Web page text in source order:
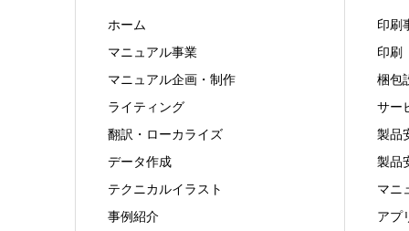
ホーム
マニュアル事業
マニュアル企画・制作
ライティング
翻訳・ローカライズ
データ作成
テクニカルイラスト
事例紹介
印刷
印刷
梱包
サー
製品
製品
マニ
アプ